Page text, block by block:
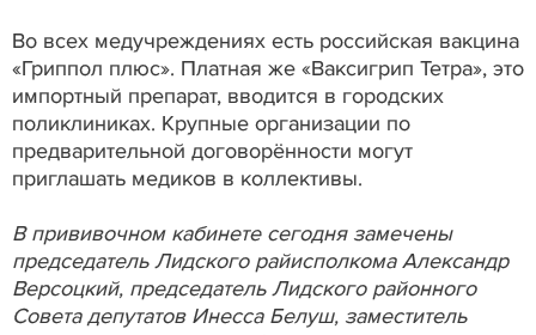
Во всех медучреждениях есть российская вакцина
«Гриппол плюс». Платная же «Ваксигрип Тетра», это
импортный препарат, вводится в городских
поликлиниках. Крупные организации по
предварительной договорённости могут
приглашать медиков в коллективы.
В прививочном кабинете сегодня замечены
председатель Лидского райисполкома Александр
Версоцкий, председатель Лидского районного
Совета депутатов Инесса Белуш, заместитель